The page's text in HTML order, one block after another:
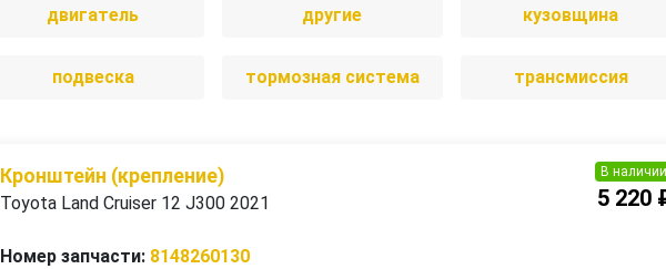
двигатель другие кузовщина
подвеска тормозная система трансмиссия
Кронштейн (крепление)
Toyota Land Cruiser 12 J300 2021
Номер запчасти: 8148260130
В наличии
5 220